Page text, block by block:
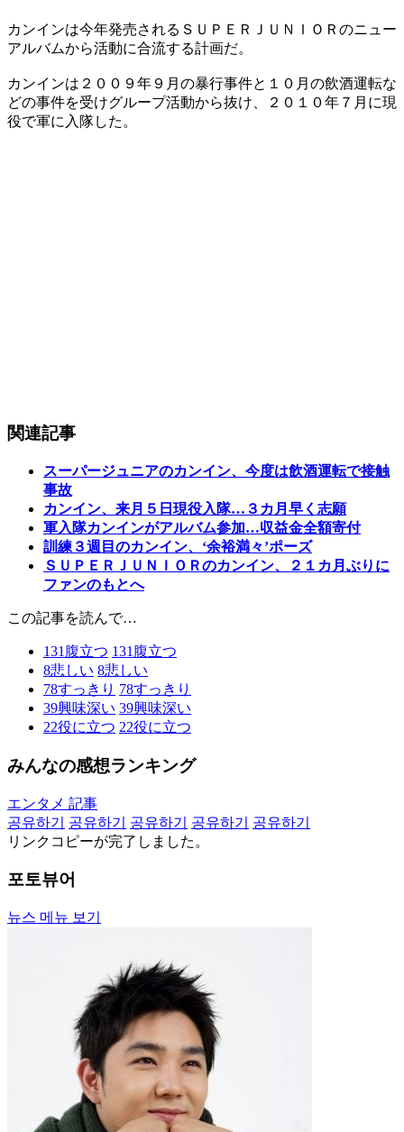
カンインは今年発売されるＳＵＰＥＲＪＵＮＩＯＲのニュー
アルバムから活動に合流する計画だ。
カンインは２００９年９月の暴行事件と１０月の飲酒運転な
どの事件を受けグループ活動から抜け、２０１０年７月に現
役で軍に入隊した。
関連記事
スーパージュニアのカンイン、今度は飲酒運転で接触
事故
カンイン、来月５日現役入隊…３カ月早く志願
軍入隊カンインがアルバム参加…収益金全額寄付
訓練３週目のカンイン、‘余裕満々’ポーズ
ＳＵＰＥＲＪＵＮＩＯＲのカンイン、２１カ月ぶりに
ファンのもとへ
この記事を読んで…
131 腹立つ 131 腹立つ
8悲しい 8悲しい
78すっきり 78すっきり
39興味深い 39興味深い
22役に立つ 22役に立つ
みんなの感想ランキング
エンタメ 記事
공유하기
공유하기 공유하기 공유하기
공유하기
リンクコピーが完了しました。
포토뷰어
뉴스 메뉴 보기